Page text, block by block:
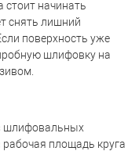
начинать
снять лишний
поверхность уже
шлифовку на
шлифовальных
площадь круга